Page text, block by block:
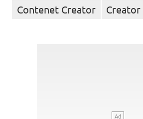
Contenet Creator
Creator